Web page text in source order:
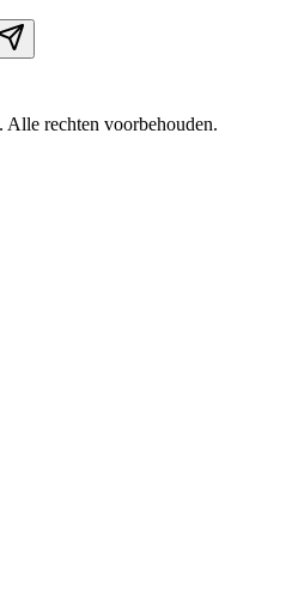
Alle rechten voorbehouden.